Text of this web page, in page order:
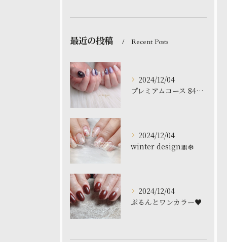
最近の投稿 Recent Posts
2024/12/04
プレミアムコース 8480円
2024/12/04
winter design🎀❄️
2024/12/04
ぷるんとワンカラー♥️